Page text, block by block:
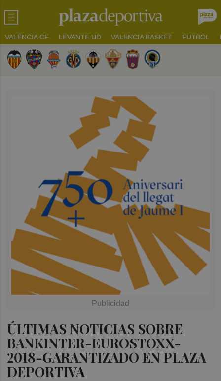
VALENCIA CF LEVANTE UD VALENCIA BASKET FUTBOL
ÚLTIMAS NOTICIAS SOBRE
BANKINTER-EUROSTOXX-
2018-GARANTIZADO EN PLAZA
DEPORTIVA